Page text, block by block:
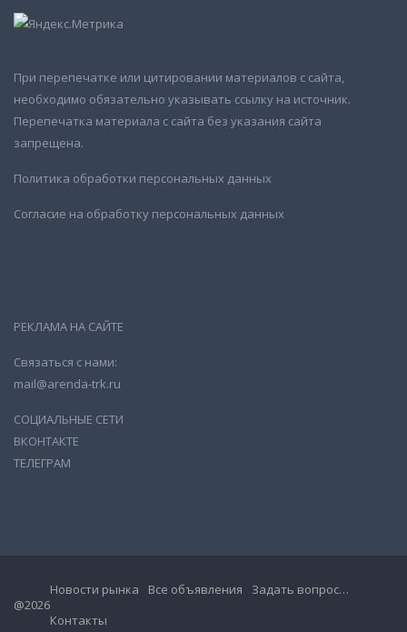
При перепечатке или цитировании материалов с сайта,
необходимо обязательно указывать ссылку на источник.
Перепечатка материала с сайта без указания сайта
запрещена.
Политика обработки персональных данных
Согласие на обработку персональных данных
РЕКЛАМА НА САЙТЕ
Связаться с нами:
mail@arenda-trk.ru
СОЦИАЛЬНЫЕ СЕТИ
ВКОНТАКТЕ
ТЕЛЕГРАМ
@2026
Новости рынка Все объявления
Задать вопрос…
Контакты